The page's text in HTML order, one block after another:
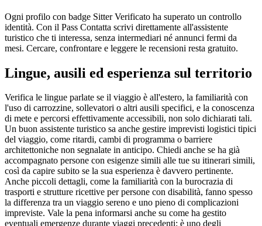
Ogni profilo con badge Sitter Verificato ha superato un controllo
identità. Con il Pass Contatta scrivi direttamente all'assistente
turistico che ti interessa, senza intermediari né annunci fermi da
mesi. Cercare, confrontare e leggere le recensioni resta gratuito.
Lingue, ausili ed esperienza sul territorio
Verifica le lingue parlate se il viaggio è all'estero, la familiarità con
l'uso di carrozzine, sollevatori o altri ausili specifici, e la conoscenza
di mete e percorsi effettivamente accessibili, non solo dichiarati tali.
Un buon assistente turistico sa anche gestire imprevisti logistici tipici
del viaggio, come ritardi, cambi di programma o barriere
architettoniche non segnalate in anticipo. Chiedi anche se ha già
accompagnato persone con esigenze simili alle tue su itinerari simili,
così da capire subito se la sua esperienza è davvero pertinente.
Anche piccoli dettagli, come la familiarità con la burocrazia di
trasporti e strutture ricettive per persone con disabilità, fanno spesso
la differenza tra un viaggio sereno e uno pieno di complicazioni
impreviste. Vale la pena informarsi anche su come ha gestito
eventuali emergenze durante viaggi precedenti: è uno degli